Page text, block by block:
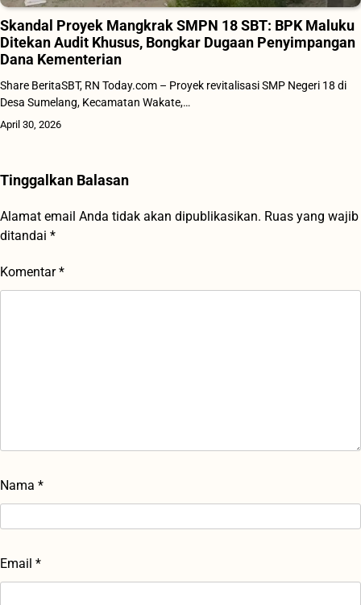
Skandal Proyek Mangkrak SMPN 18 SBT: BPK Maluku
Ditekan Audit Khusus, Bongkar Dugaan Penyimpangan
Dana Kementerian
Share BeritaSBT, RN Today.com – Proyek revitalisasi SMP Negeri 18 di
Desa Sumelang, Kecamatan Wakate,…
April 30, 2026
Tinggalkan Balasan
Alamat email Anda tidak akan dipublikasikan. Ruas yang wajib
ditandai *
Komentar*
Nama *
Email *